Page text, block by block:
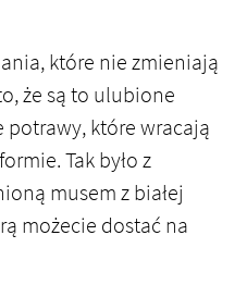
które nie zmieniają
że są to ulubione
potrawy, które wracają
Tak było z
musem z białej
możecie dostać na